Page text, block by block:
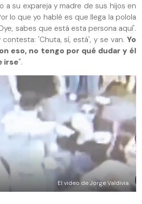
a su expareja y madre de sus hijos en
lo que yo hablé es que llega la polola
sabes que está esta persona aquí'.
'Chuta, sí, está', y se van. Yo
eso, no tengo por qué dudar y él
irse".
El video de Jorge Valdivia